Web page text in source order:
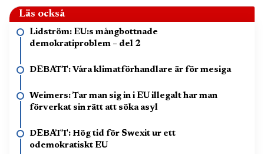
Läs också
Lidström: EU:s mångbottnade
demokratiproblem – del 2
DEBATT: Våra klimatförhandlare är för mesiga
Weimers: Tar man sig in i EU illegalt har man
förverkat sin rätt att söka asyl
DEBATT: Hög tid för Swexit ur ett
odemokratiskt EU